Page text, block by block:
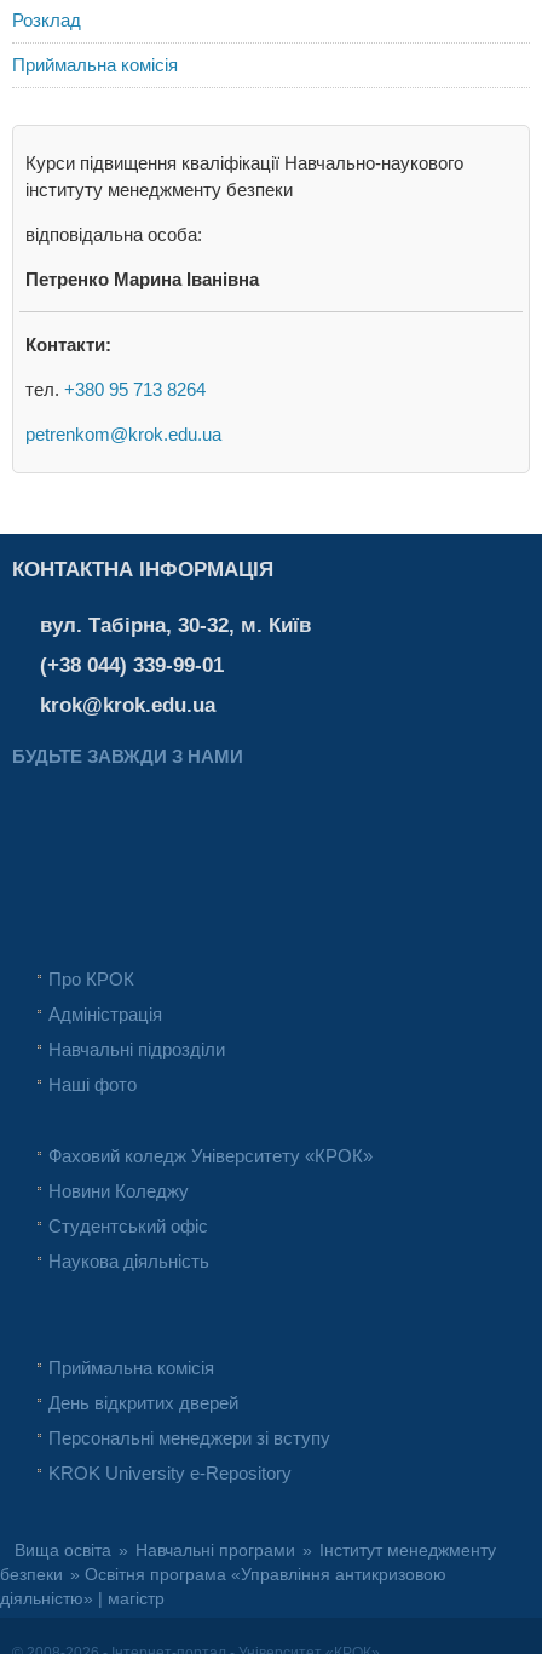
Розклад
Приймальна комісія
Курси підвищення кваліфікації Навчально-наукового
інституту менеджменту безпеки
відповідальна особа:
Петренко Марина Іванівна
Контакти:
тел. +380 95 713 8264
petrenkom@krok.edu.ua
КОНТАКТНА ІНФОРМАЦІЯ
вул. Табірна, 30-32, м. Київ
(+38 044) 339-99-01
krok@krok.edu.ua
БУДЬТЕ ЗАВЖДИ З НАМИ
Про КРОК
Адміністрація
Навчальні підрозділи
Наші фото
Фаховий коледж Університету «КРОК»
Новини Коледжу
Студентський офіс
Наукова діяльність
Приймальна комісія
День відкритих дверей
Персональні менеджери зі вступу
KROK University e-Repository
Вища освіта » Навчальні програми »
Інститут менеджменту
безпеки » Освітня програма «Управління антикризовою
діяльністю» | магістр